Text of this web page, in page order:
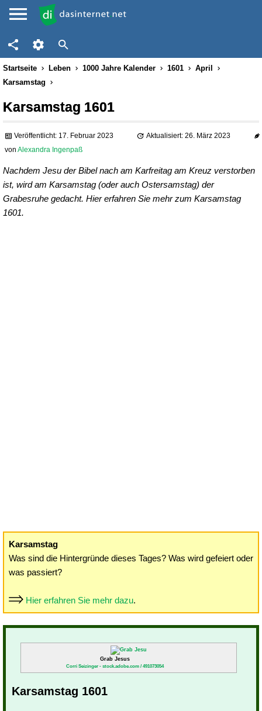
Startseite Leben 1000 Jahre Kalender 1601
April
Karsamstag
Karsamstag 1601
Veröffentlicht: 17. Februar 2023
Aktualisiert: 26. März 2023
von Alexandra Ingenpaß
Nachdem Jesu der Bibel nach am Karfreitag am Kreuz verstorben
ist, wird am Karsamstag (oder auch Ostersamstag) der
Grabesruhe gedacht. Hier erfahren Sie mehr zum Karsamstag
1601.
Karsamstag
Was sind die Hintergründe dieses Tages? Was wird gefeiert oder
was passiert?
Hier erfahren Sie mehr dazu.
Grab Jesus
Corri Seizinger - stock.adobe.com / 491073054
Karsamstag 1601